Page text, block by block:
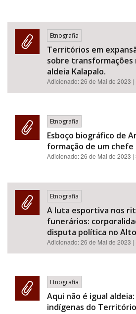
Etnografia
Territórios em
sobre transformações
aldeia Kalapalo.
Adicionado:26 de Mai de 2023 |
Etnografia
Esboço biográfico de
formação de um
Adicionado:26 de Mai de 2023 |
Etnografia
A luta esportiva nos
funerários:
disputa política no
Adicionado:26 de Mai de 2023 |
Etnografia
Aqui não é igual
indígenas do